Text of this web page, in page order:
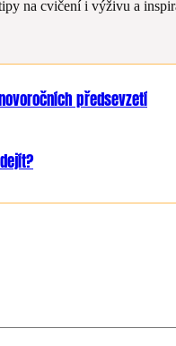
na cvičení i výživu a
předsevzetí